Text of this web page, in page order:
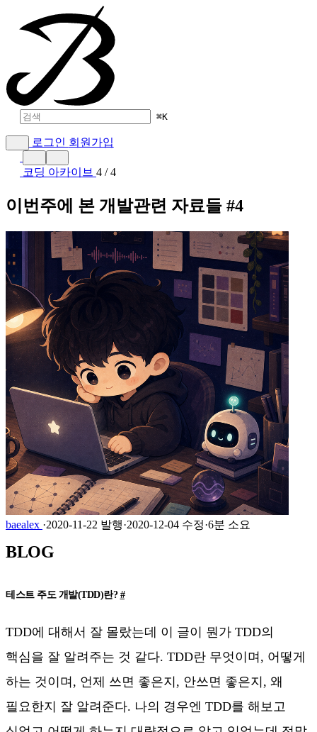
⌘K
로그인 회원가입
코딩 아카이브 4 / 4
이번주에 본 개발관련 자료들 #4
baealex ·2020-11-22 발행·2020-12-04 수정·6분 소요
BLOG
테스트 주도 개발(TDD)란? #
TDD에 대해서 잘 몰랐는데 이 글이 뭔가 TDD의
핵심을 잘 알려주는 것 같다. TDD란 무엇이며, 어떻게
하는 것이며, 언제 쓰면 좋은지, 안쓰면 좋은지, 왜
필요한지 잘 알려준다. 나의 경우엔 TDD를 해보고